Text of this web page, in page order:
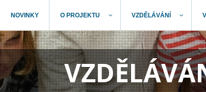
NOVINKY O PROJEKTU VZDĚLÁVÁNÍ